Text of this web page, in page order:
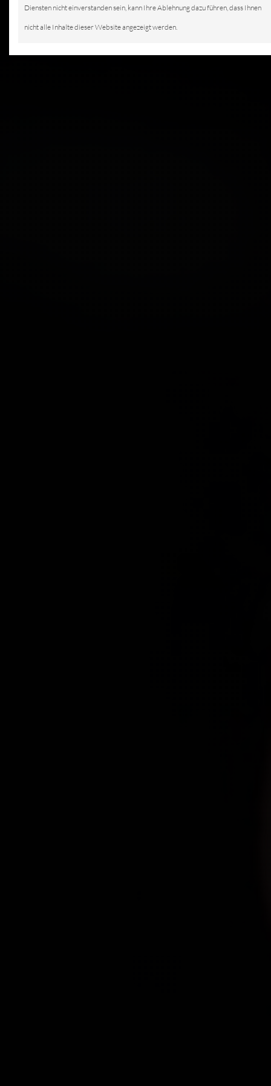
Diensten nicht einverstanden sein, kann Ihre Ablehnung dazu führen, dass Ihnen
nicht alle Inhalte dieser Website angezeigt werden.